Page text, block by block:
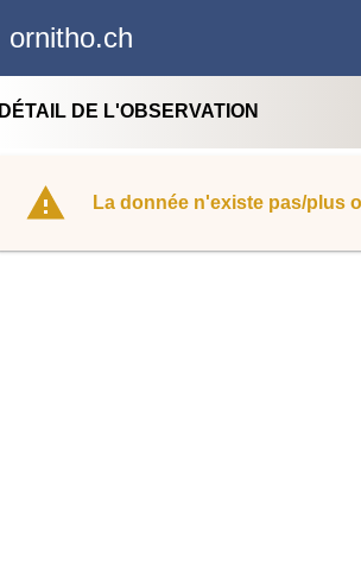
ornitho.ch
DÉTAIL DE L'OBSERVATION
La donnée n'existe pas/plus